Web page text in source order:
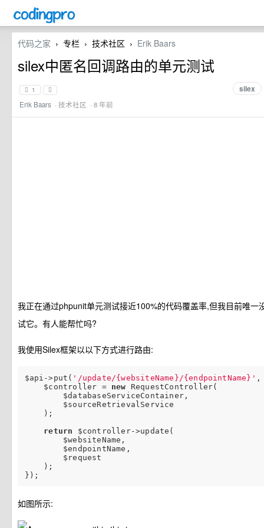
代码之家 › 专栏 › 技术社区 › Erik Baars
silex中匿名回调路由的单元测试
silex
1
Erik Baars · 技术社区 · 8 年前
我正在通过phpunit单元测试接近100%的代码覆盖率,但我目前唯一
试它。有人能帮忙吗?
我使用Silex框架以以下方式进行路由:
$api->put( '/update/{websiteName}/{endpointName}'
    $controller =
new RequestController(
        $databaseServiceContainer,
        $sourceRetrievalService
    );
return $controller->update(
        $websiteName,
        $endpointName,
        $request
    );
如图所示: